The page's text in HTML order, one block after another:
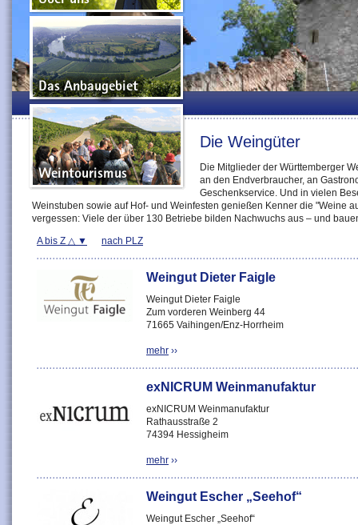
Die Weingüter
Die Mitglieder der Württemberger
an den Endverbraucher, an
Geschenkservice. Und in vielen
Weinstuben sowie auf Hof- und Weinfesten genießen Kenner die "Weine
vergessen: Viele der über 130 Betriebe bilden Nachwuchs aus – und
A bis Z
nach PLZ
Weingut Dieter Faigle
Weingut Dieter Faigle
Zum vorderen Weinberg 44
71665 Vaihingen/Enz-Horrheim
mehr ››
exNICRUM Weinmanufaktur
exNICRUM Weinmanufaktur
Rathausstraße 2
74394 Hessigheim
mehr ››
Weingut Escher „Seehof“
Weingut Escher „Seehof“